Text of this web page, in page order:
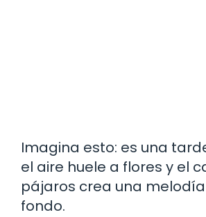
Imagina esto: es una
el aire huele a flores y el
pájaros crea una
fondo.